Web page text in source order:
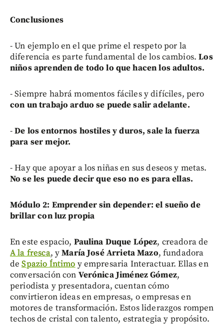
Conclusiones
- Un ejemplo en el que prime el respeto por la
diferencia es parte fundamental de los cambios.Los
niños aprenden de todo lo que hacen los adultos.
- Siempre habrá momentos fáciles y difíciles, pero
con un trabajo arduo se puede salir adelante.
-De los entornos hostiles y duros, sale la fuerza
para ser mejor.
- Hay que apoyar a los niñas en sus deseos y metas.
No se les puede decir que eso no es para ellas.
Módulo 2: Emprender sin depender: el sueño de
brillar con luz propia
En este espacio, Paulina Duque López, creadora de
A la fresca, yMaría José Arrieta Mazo, fundadora
deSpazio Íntimo y empresaria Interactuar. Ellas en
conversación con Verónica Jiménez Gómez,
periodista y presentadora, cuentan cómo
convirtieron ideas en empresas, o empresas en
motores de transformación. Estos liderazgos rompen
techos de cristal con talento, estrategia y propósito.